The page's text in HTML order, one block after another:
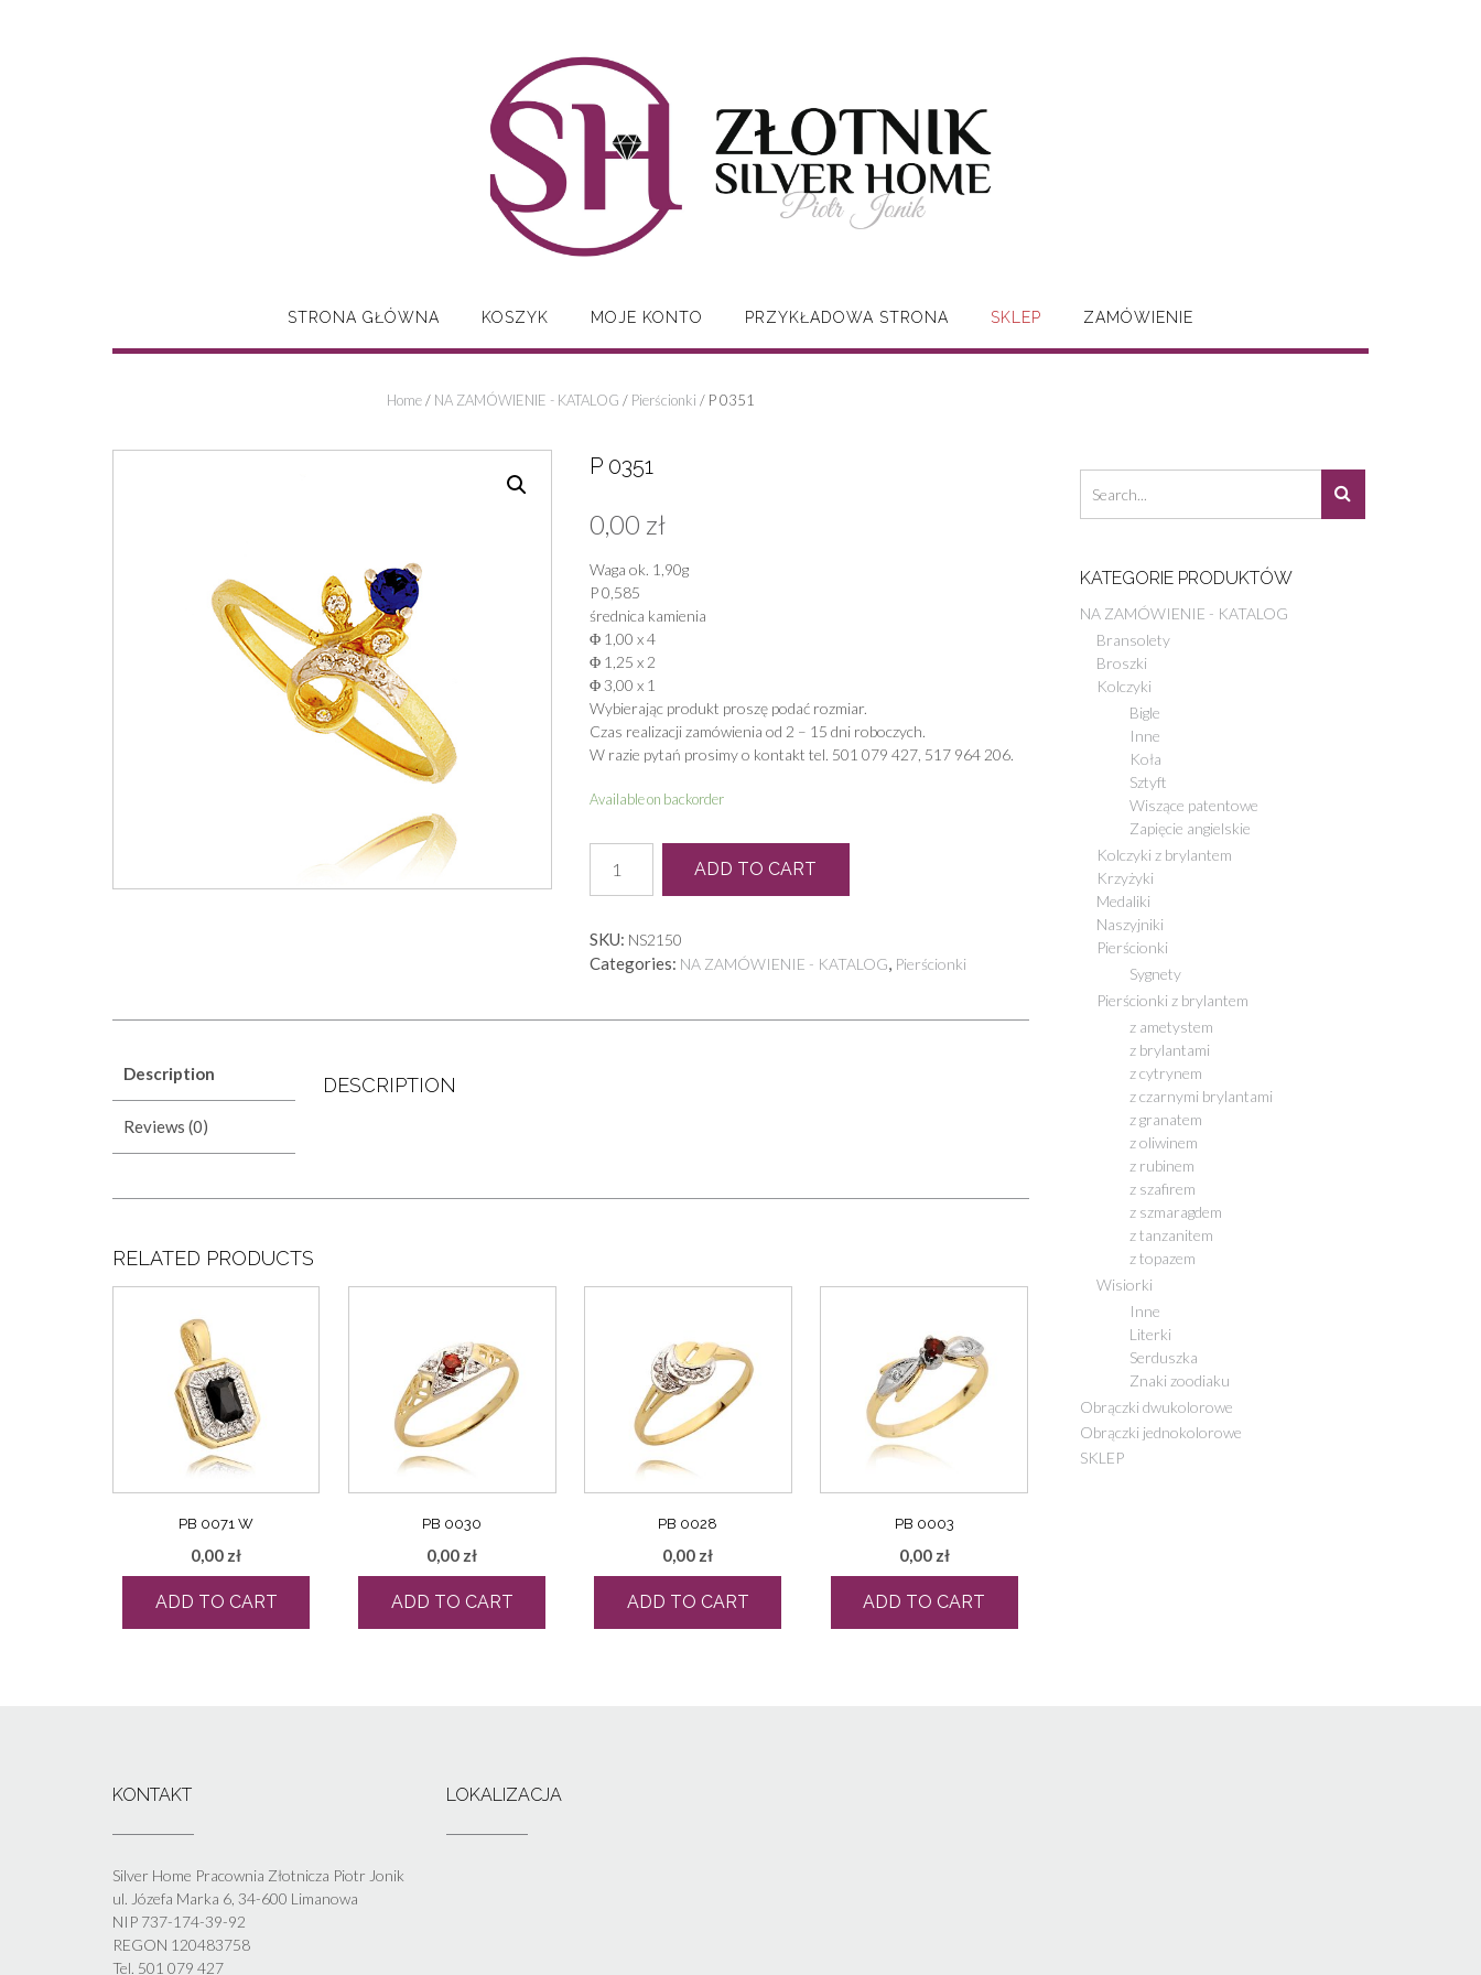
STRONA GŁÓWNA KOSZYK MOJE KONTO PRZYKŁADOWA STRONA SKLEP ZAMÓWIENIE
Home/ NA ZAMÓWIENIE - KATALOG / Pierścionki / P 0351
P 0351
0,00 zł
Waga ok. 1,90g
P 0,585
średnica kamienia
Φ 1,00 x 4
Φ 1,25 x 2
Φ 3,00 x 1
Wybierając produkt proszę podać rozmiar.
Czas realizacji zamówienia od 2 – 15 dni roboczych.
W razie pytań prosimy o kontakt tel. 501 079 427, 517 964 206.
Available on backorder
0351
quantity
ADD TO CART
SKU: NS2150
Categories: NA ZAMÓWIENIE - KATALOG Pierścionki
Description
Reviews (0)
DESCRIPTION
RELATED PRODUCTS
PB 0071 W
0,00 zł
ADD TO CART
PB 0030
0,00 zł
ADD TO CART
PB 0028
0,00 zł
ADD TO CART
PB 0003
0,00 zł
ADD TO CART
KATEGORIE PRODUKTÓW
NA ZAMÓWIENIE - KATALOG
Bransolety
Broszki
Kolczyki
Bigle
Inne
Koła
Sztyft
Wiszące patentowe
Zapięcie angielskie
Kolczyki z brylantem
Krzyżyki
Medaliki
Naszyjniki
Pierścionki
Sygnety
Pierścionki z brylantem
z ametystem
z brylantami
z cytrynem
z czarnymi brylantami
z granatem
z oliwinem
z rubinem
z szafirem
z szmaragdem
z tanzanitem
z topazem
Wisiorki
Inne
Literki
Serduszka
Znaki zoodiaku
Obrączki dwukolorowe
Obrączki jednokolorowe
SKLEP
KONTAKT
Silver Home Pracownia Złotnicza Piotr Jonik
ul. Józefa Marka 6, 34-600 Limanowa
NIP 737-174-39-92
REGON 120483758
Tel. 501 079 427
LOKALIZACJA